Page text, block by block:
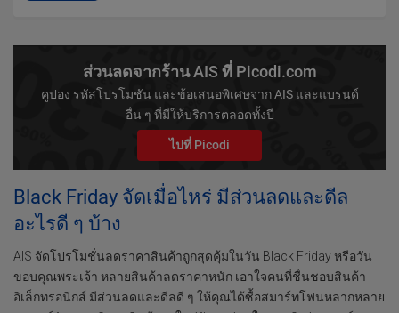
ส่วนลดจากร้าน AIS ที่ Picodi.com
คูปอง รหัสโปรโมชัน และข้อเสนอพิเศษจาก AIS และแบรนด์
อื่น ๆ ที่มีให้บริการตลอดทั้งปี
ไปที่ Picodi
Black Friday จัดเมื่อไหร่ มีส่วนลดและดีล
อะไรดี ๆ บ้าง
AIS จัดโปรโมชั่นลดราคาสินค้าถูกสุดคุ้มในวัน Black Friday หรือวัน
ขอบคุณพระเจ้า หลายสินค้าลดราคาหนัก เอาใจคนที่ชื่นชอบสินค้า
อิเล็กทรอนิกส์ มีส่วนลดและดีลดี ๆ ให้คุณได้ซื้อสมาร์ทโฟนหลากหลาย